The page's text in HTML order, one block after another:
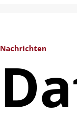
Nachrichten